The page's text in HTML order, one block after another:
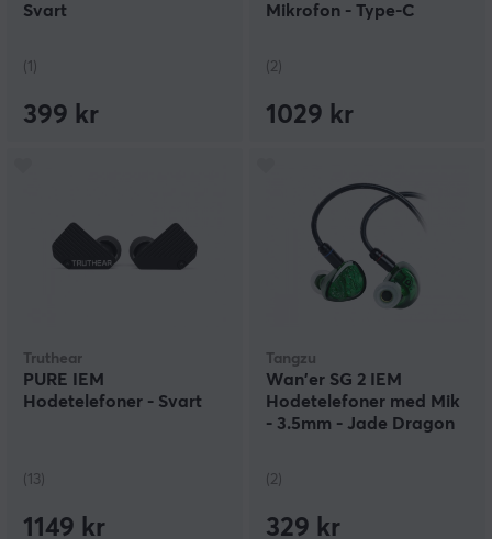
Svart
(1)
399 kr
Mikrofon - Type-C
(2)
1029 kr
Truthear
PURE IEM
Hodetelefoner - Svart
(13)
1149 kr
Tangzu
Wan'er SG 2 IEM
Hodetelefoner med Mik
- 3.5mm - Jade Dragon
(2)
329 kr